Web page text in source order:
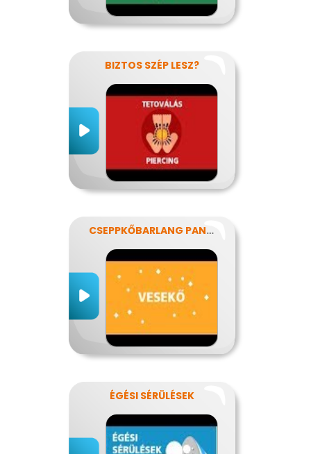
BIZTOS SZÉP LESZ?
CSEPPKŐBARLANG PANASZOKKAL
ÉGÉSI SÉRÜLÉSEK